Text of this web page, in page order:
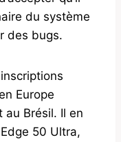
du système
des bugs.
Europe
au Brésil. Il en
50 Ultra,